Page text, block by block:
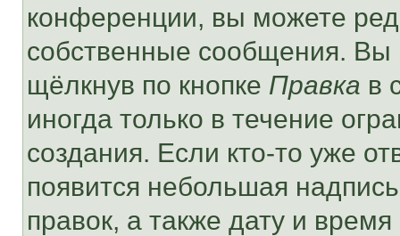
конференции, вы можете
собственные сообщения. Вы
щёлкнув по кнопке Правка в
иногда только в течение
создания. Если кто-то уже
появится небольшая
правок, а также дату и